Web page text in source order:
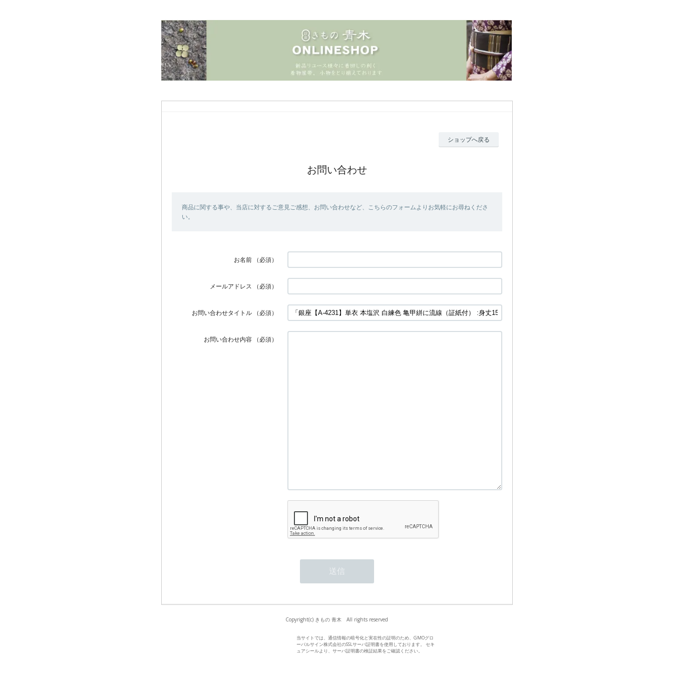
ショップへ戻る
お問い合わせ
商品に関する事や、当店に対するご意見ご感想、お問い合わせなど、こちらのフォームよりお気軽にお尋ねくださ
い。
お名前 （必須）
メールアドレス （必須）
お問い合わせタイトル （必須）
お問い合わせ内容 （必須）
Copyright(c) きもの 青木 All rights reserved
当サイトでは、通信情報の暗号化と実在性の証明のため、GMOグロ
ーバルサイン株式会社のSSLサーバ証明書を使用しております。 セキ
ュアシールより、サーバ証明書の検証結果をご確認ください。